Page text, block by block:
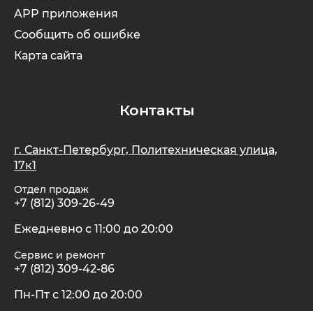
APP приложения
Сообщить об ошибке
Карта сайта
Контакты
г. Санкт-Петербург, Политехническая улица,
17к1
Отдел продаж
+7 (812) 309-26-49
Ежедневно с 11:00 до 20:00
Сервис и ремонт
+7 (812) 309-42-86
Пн-Пт с 12:00 до 20:00